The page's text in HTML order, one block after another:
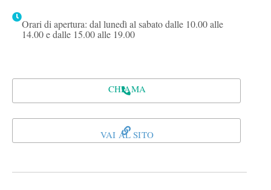
Orari di apertura: dal lunedì al sabato dalle 10.00 alle
14.00 e dalle 15.00 alle 19.00
CHIAMA
VAI AL SITO